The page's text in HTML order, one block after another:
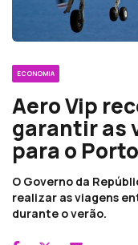
ECONOMIA
Aero Vip
garantir as
para o
O Governo da
realizar as viagens
durante o verão.